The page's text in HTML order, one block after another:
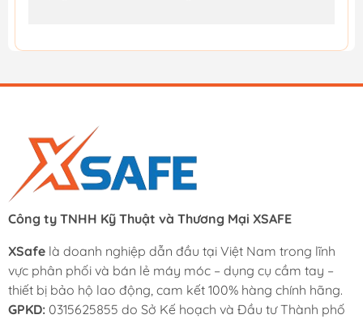
Công ty TNHH Kỹ Thuật và Thương Mại XSAFE
XSafe là doanh nghiệp dẫn đầu tại Việt Nam trong lĩnh
vực phân phối và bán lẻ máy móc – dụng cụ cầm tay –
thiết bị bảo hộ lao động, cam kết 100% hàng chính hãng.
GPKD: 0315625855 do Sở Kế hoạch và Đầu tư Thành phố